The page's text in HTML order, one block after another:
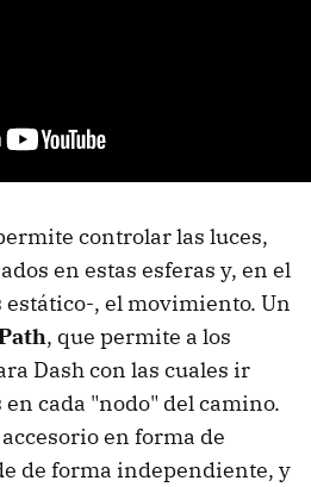
controlar las luces,
en estas esferas y, en el
estático-, el movimiento. Un
, que permite a los
Dash con las cuales ir
cada "nodo" del camino.
en forma de
de forma independiente, y